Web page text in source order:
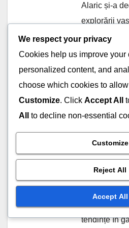
Alaric și-a
explorării
de Bungie.
și o atenție
își
privința
season
colegii săi
maximizeze
Când nu
tendințe în
We respect your privacy
Cookies help us improve your
personalized content, and
choose which cookies to
Customize. Click Accept All
All
to decline non-essential
Customize
Reject All
Accept All